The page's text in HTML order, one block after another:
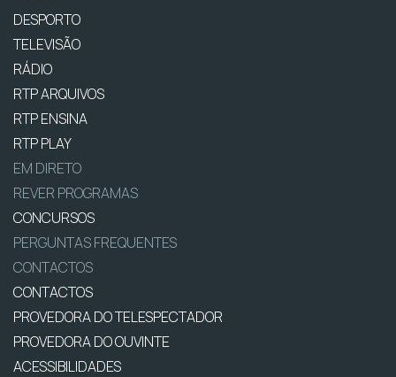
DESPORTO
TELEVISÃO
RÁDIO
RTP ARQUIVOS
RTP ENSINA
RTP PLAY
EM DIRETO
REVER PROGRAMAS
CONCURSOS
PERGUNTAS FREQUENTES
CONTACTOS
CONTACTOS
PROVEDORA DO TELESPECTADOR
PROVEDORA DO OUVINTE
ACESSIBILIDADES